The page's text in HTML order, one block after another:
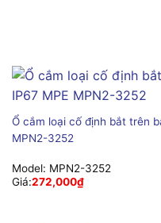
Ổ cắm loại cố định bắt trên
MPN2-3252
Model: MPN2-3252
Giá:272,000₫